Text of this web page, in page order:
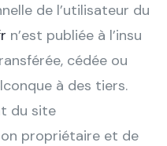
de l’utilisateur du
n’est publiée à l’insu
cédée ou
à des tiers.
du site
propriétaire et de